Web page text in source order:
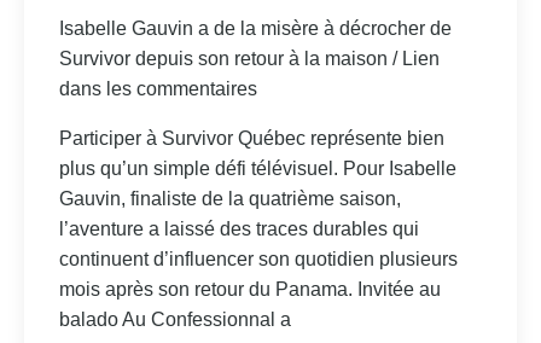
Isabelle Gauvin a de la misère à décrocher de
Survivor depuis son retour à la maison / Lien
dans les commentaires
Participer à Survivor Québec représente bien
plus qu’un simple défi télévisuel. Pour Isabelle
Gauvin, finaliste de la quatrième saison,
l’aventure a laissé des traces durables qui
continuent d’influencer son quotidien plusieurs
mois après son retour du Panama. Invitée au
balado Au Confessionnal a